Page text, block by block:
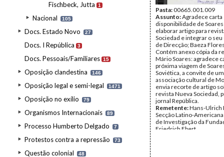
Fischbeck, Jutta 1
Nacional 105
Docs. Estado Novo 27
Docs. I República 3
Docs. Pessoais/Familiares 15
Oposição clandestina 146
Oposição legal e semi-legal 1471
Oposição no exílio 79
Organismos Internacionais 89
Processo Humberto Delgado 7
Protestos contra a repressão 73
Questão colonial 48
Pasta:00665.001.009
Assunto:Agradece carta
disponibilidade de
elaborar artigo para
Sociedad e integrar o
de Direcção; Baeza
Contém anexo cópia da
Mário Soares: agradece
próxima viagem de
Soviética, a convite de
associação cultural de
envia recorte de artigo
revista Nueva Sociedad,
jornal República.
Remetente:Hans-Ulrich
Secção Latino-
de Investigação da
Friedrich Ebert